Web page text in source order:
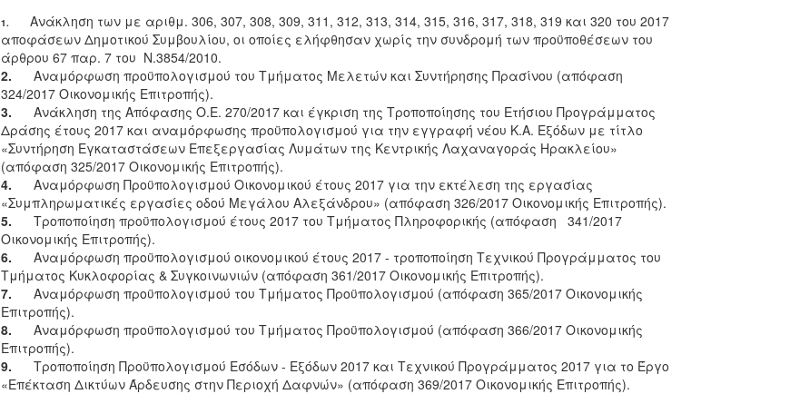
1.
Ανάκληση των με αριθμ. 306, 307, 308, 309, 311, 312, 313, 314, 315, 316, 317, 318, 319 και 320 του 2017
αποφάσεων Δημοτικού Συμβουλίου, οι οποίες ελήφθησαν χωρίς την συνδρομή των προϋποθέσεων του
άρθρου 67 παρ. 7 του Ν.3854/2010.
2. Αναμόρφωση προϋπολογισμού του Τμήματος Μελετών και Συντήρησης Πρασίνου (απόφαση
324/2017 Οικονομικής Επιτροπής).
3. Ανάκληση της Απόφασης Ο.Ε. 270/2017 και έγκριση της Τροποποίησης του Ετήσιου Προγράμματος
Δράσης έτους 2017 και αναμόρφωσης προϋπολογισμού για την εγγραφή νέου Κ.Α. Εξόδων με τίτλο
«Συντήρηση Εγκαταστάσεων Επεξεργασίας Λυμάτων της Κεντρικής Λαχαναγοράς Ηρακλείου»
(απόφαση 325/2017 Οικονομικής Επιτροπής).
4. Αναμόρφωση Προϋπολογισμού Οικονομικού έτους 2017 για την εκτέλεση της εργασίας
«Συμπληρωματικές εργασίες οδού Μεγάλου Αλεξάνδρου» (απόφαση 326/2017 Οικονομικής Επιτροπής).
5. Τροποποίηση προϋπολογισμού έτους 2017 του Τμήματος Πληροφορικής (απόφαση 341/2017
Οικονομικής Επιτροπής).
6. Αναμόρφωση προϋπολογισμού οικονομικού έτους 2017 - τροποποίηση Τεχνικού Προγράμματος του
Τμήματος Κυκλοφορίας & Συγκοινωνιών (απόφαση 361/2017 Οικονομικής Επιτροπής).
7. Αναμόρφωση προϋπολογισμού του Τμήματος Προϋπολογισμού (απόφαση 365/2017 Οικονομικής
Επιτροπής).
8. Αναμόρφωση προϋπολογισμού του Τμήματος Προϋπολογισμού (απόφαση 366/2017 Οικονομικής
Επιτροπής).
9. Τροποποίηση Προϋπολογισμού Εσόδων - Εξόδων 2017 και Τεχνικού Προγράμματος 2017 για το Έργο
«Επέκταση Δικτύων Άρδευσης στην Περιοχή Δαφνών» (απόφαση 369/2017 Οικονομικής Επιτροπής).